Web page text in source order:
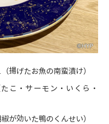
揚げたお魚の南蛮漬け）
こ・サーモン・いくら・
が効いた鴨のくんせい）